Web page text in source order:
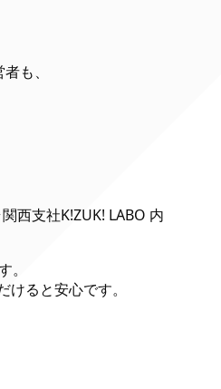
も、
西支社K!ZUK! LABO 内
ると安心です。